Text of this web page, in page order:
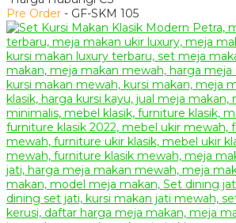
Pre Order - GF-SKM 105